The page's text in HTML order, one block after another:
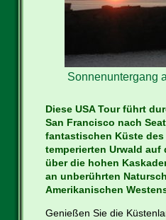
Sonnenuntergang
Diese USA Tour führt
San Francisco nach
fantastischen Küste
temperierten Urwald auf
über die hohen
an unberührten
Amerikanischen
Genießen Sie die